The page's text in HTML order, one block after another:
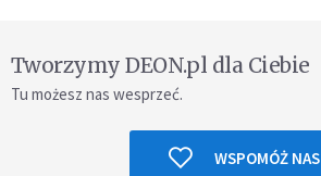
Tworzymy DEON.pl dla Ciebie
Tu możesz nas wesprzeć.
WSPOMÓŻ NAS